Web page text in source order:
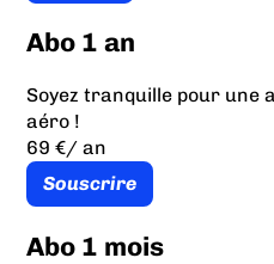
Abo 1 an
Soyez tranquille pour une
aéro !
69 €/ an
Souscrire
Abo 1 mois